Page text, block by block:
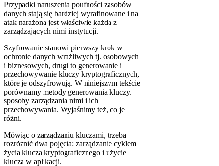
Przypadki naruszenia poufności zasobów
danych stają się bardziej wyrafinowane i na
atak narażona jest właściwie każda z
zarządzających nimi instytucji.
Szyfrowanie stanowi pierwszy krok w
ochronie danych wrażliwych tj. osobowych
i biznesowych, drugi to generowanie i
przechowywanie kluczy kryptograficznych,
które je odszyfrowują. W niniejszym tekście
porównamy metody generowania kluczy,
sposoby zarządzania nimi i ich
przechowywania. Wyjaśnimy też, co je
różni.
Mówiąc o zarządzaniu kluczami, trzeba
rozróżnić dwa pojęcia: zarządzanie cyklem
życia klucza kryptograficznego i użycie
klucza w aplikacji.